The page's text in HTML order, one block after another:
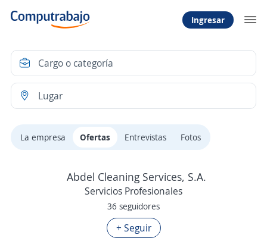
Ingresar
La empresa Ofertas Entrevistas Fotos
Abdel Cleaning Services, S.A.
Servicios Profesionales
36 seguidores
+ Seguir